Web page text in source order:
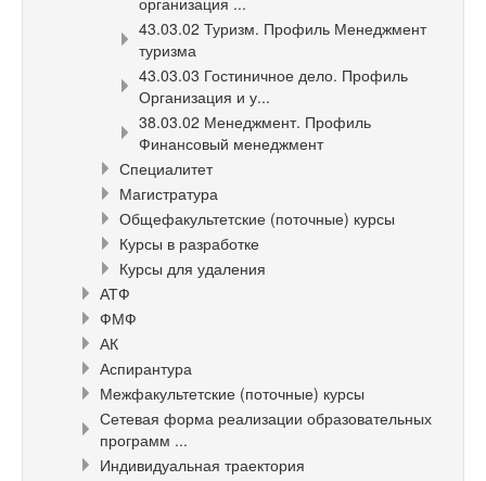
43.03.02 Туризм. Профиль Менеджмент
туризма
43.03.03 Гостиничное дело. Профиль
Организация и у...
38.03.02 Менеджмент. Профиль
Финансовый менеджмент
Специалитет
Магистратура
Общефакультетские (поточные) курсы
Курсы в разработке
Курсы для удаления
АТФ
ФМФ
АК
Аспирантура
Межфакультетские (поточные) курсы
Сетевая форма реализации образовательных
программ ...
Индивидуальная траектория